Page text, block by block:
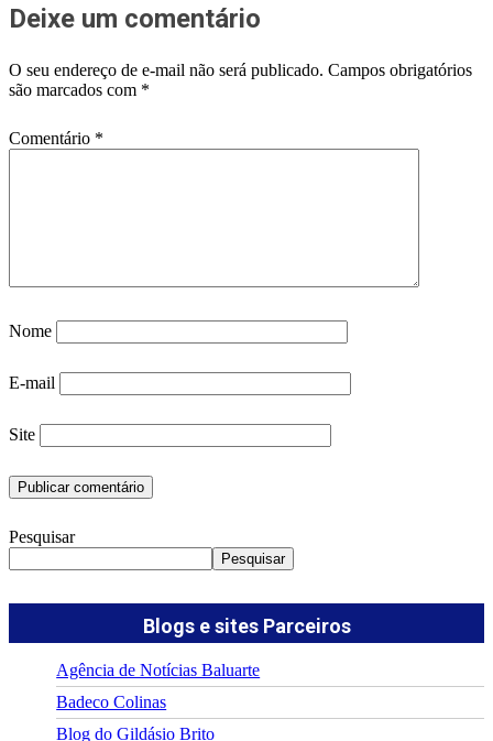
Deixe um comentário
O seu endereço de e-mail não será publicado. Campos obrigatórios
são marcados com *
Comentário *
Nome
E-mail
Site
Pesquisar
Pesquisar
Blogs e sites Parceiros
Agência de Notícias Baluarte
Badeco Colinas
Blog do Gildásio Brito